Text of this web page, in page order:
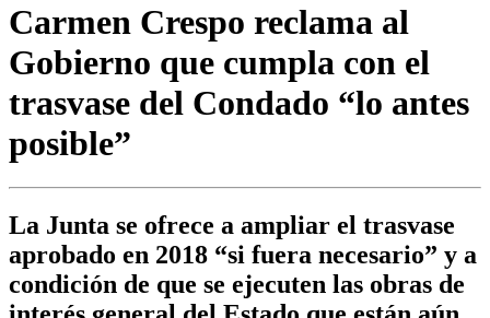
Carmen Crespo reclama al
Gobierno que cumpla con el
trasvase del Condado “lo antes
posible”
La Junta se ofrece a ampliar el trasvase
aprobado en 2018 “si fuera necesario” y a
condición de que se ejecuten las obras de